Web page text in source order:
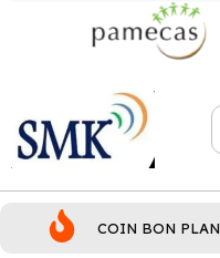
COIN BON PLAN